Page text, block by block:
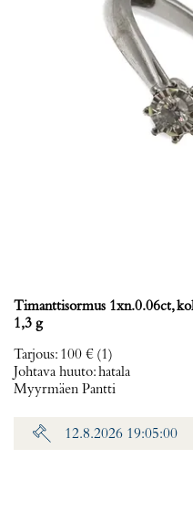
Timanttisormus 1xn.0.06ct,
1,3 g
Tarjous: 100 € (1)
Johtava huuto:hatala
Myyrmäen Pantti
12.8.2026 19:05:00